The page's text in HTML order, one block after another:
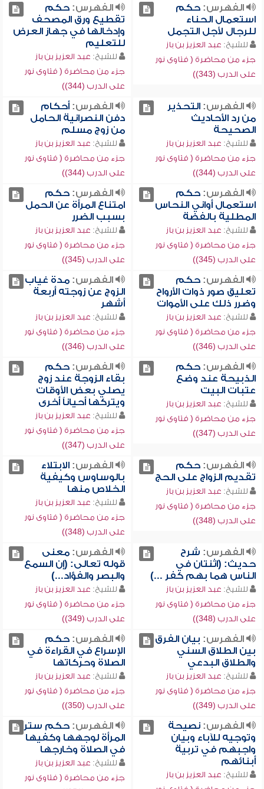
الفهرس:حكم
استعمال الحناء
للرجال لأجل التجمل
للشيخ: عبد العزيز بن باز
جزء من محاضرة ( فتاوى نور
على الدرب (343))
الفهرس:حكم
تقطيع ورق المصحف
وإدخالها في جهاز العرض
للتعليم
للشيخ: عبد العزيز بن باز
جزء من محاضرة ( فتاوى نور
على الدرب (344))
الفهرس:التحذير
من رد الأحاديث
الصحيحة
للشيخ: عبد العزيز بن باز
جزء من محاضرة ( فتاوى نور
على الدرب (344))
الفهرس:أحكام
دفن النصرانية الحامل
من زوج مسلم
للشيخ: عبد العزيز بن باز
جزء من محاضرة ( فتاوى نور
على الدرب (344))
الفهرس:حكم
استعمال أواني النحاس
المطلية بالفضة
للشيخ: عبد العزيز بن باز
جزء من محاضرة ( فتاوى نور
على الدرب (345))
الفهرس:حكم
امتناع المرأة عن الحمل
بسبب الضرر
للشيخ: عبد العزيز بن باز
جزء من محاضرة ( فتاوى نور
على الدرب (345))
الفهرس:حكم
تعليق صور ذوات الأرواح
وضرر ذلك على الأموات
للشيخ: عبد العزيز بن باز
جزء من محاضرة ( فتاوى نور
على الدرب (346))
الفهرس:مدة غياب
الزوج عن زوجته أربعة
أشهر
للشيخ: عبد العزيز بن باز
جزء من محاضرة ( فتاوى نور
على الدرب (346))
الفهرس:حكم
الذبيحة عند وضع
عتبات البيت
للشيخ: عبد العزيز بن باز
جزء من محاضرة ( فتاوى نور
على الدرب (347))
الفهرس:حكم
بقاء الزوجة عند زوج
يصلي بعض الأوقات
ويتركها أحياناً أخرى
للشيخ: عبد العزيز بن باز
جزء من محاضرة ( فتاوى نور
على الدرب (347))
الفهرس:حكم
تقديم الزواج على الحج
للشيخ: عبد العزيز بن باز
جزء من محاضرة ( فتاوى نور
على الدرب (348))
الفهرس:الابتلاء
بالوساوس وكيفية
الخلاص منها
للشيخ: عبد العزيز بن باز
جزء من محاضرة ( فتاوى نور
على الدرب (348))
الفهرس: شرح
حديث: (اثنتان في
الناس هما بهم كفر ...)
للشيخ: عبد العزيز بن باز
جزء من محاضرة ( فتاوى نور
على الدرب (348))
الفهرس:معنى
قوله تعالى: (إن السمع
والبصر والفؤاد...)
للشيخ: عبد العزيز بن باز
جزء من محاضرة ( فتاوى نور
على الدرب (349))
الفهرس: بيان الفرق
بين الطلاق السني
والطلاق البدعي
للشيخ: عبد العزيز بن باز
جزء من محاضرة ( فتاوى نور
على الدرب (349))
الفهرس:حكم
الإسراع في القراءة في
الصلاة وحركاتها
للشيخ: عبد العزيز بن باز
جزء من محاضرة ( فتاوى نور
على الدرب (350))
الفهرس:نصيحة
وتوجيه للآباء وبيان
واجبهم في تربية
أبنائهم
للشيخ: عبد العزيز بن باز
الفهرس:حكم ستر
المرأة لوجهها وكفيها
في الصلاة وخارجها
للشيخ: عبد العزيز بن باز
جزء من محاضرة ( فتاوى نور